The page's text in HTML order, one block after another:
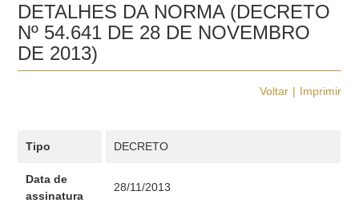
DETALHES DA NORMA (DECRETO
Nº 54.641 DE 28 DE NOVEMBRO
DE 2013)
Voltar Imprimir
Tipo DECRETO
Data de
assinatura
28/11/2013